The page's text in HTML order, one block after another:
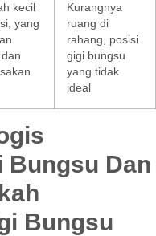
kecil
yang
Kurangnya
ruang di
rahang, posisi
gigi bungsu
yang tidak
ideal
Bungsu Dan
Bungsu